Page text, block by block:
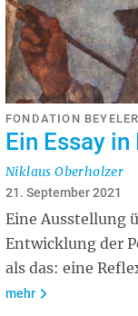
FONDATION
Ein Essay
Niklaus Oberholzer
21. September 2021
Eine Ausstellung
Entwicklung der
als das: eine
mehr